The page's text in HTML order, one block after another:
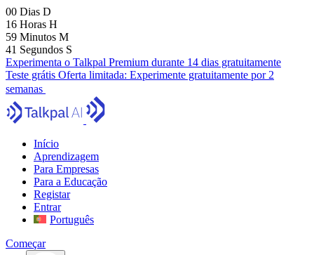
00 Dias D
16 Horas H
59 Minutos M
40 Segundos S
Experimenta o Talkpal Premium durante 14 dias gratuitamente
Teste grátis Oferta limitada: Experimente gratuitamente por 2
semanas
Início
Aprendizagem
Para Empresas
Para a Educação
Registar
Entrar
Português
Começar